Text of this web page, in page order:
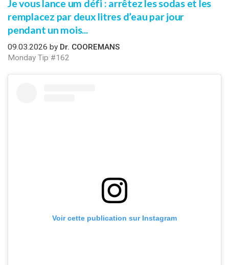
Je vous lance um défi : arrêtez les sodas et les
remplacez par deux litres d’eau par jour
pendant un mois...
09.03.2026 by Dr. COOREMANS
Monday Tip #162
Voir cette publication sur Instagram